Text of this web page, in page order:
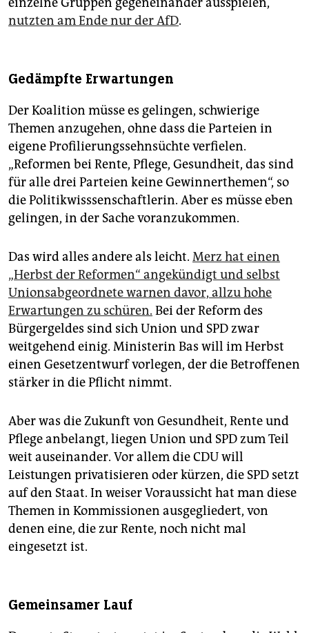
nutzten am Ende nur der AfD.
Gedämpfte Erwartungen
Der Koalition müsse es gelingen, schwierige
Themen anzugehen, ohne dass die Parteien in
eigene Profilierungssehnsüchte verfielen.
„Reformen bei Rente, Pflege, Gesundheit, das sind
für alle drei Parteien keine Gewinnerthemen“, so
die Politikwisssenschaftlerin. Aber es müsse eben
gelingen, in der Sache voranzukommen.
Das wird alles andere als leicht. Merz hat einen
„Herbst der Reformen“ angekündigt und selbst
Unionsabgeordnete warnen davor, allzu hohe
Erwartungen zu schüren. Bei der Reform des
Bürgergeldes sind sich Union und SPD zwar
weitgehend einig. Ministerin Bas will im Herbst
einen Gesetzentwurf vorlegen, der die Betroffenen
stärker in die Pflicht nimmt.
Aber was die Zukunft von Gesundheit, Rente und
Pflege anbelangt, liegen Union und SPD zum Teil
weit auseinander. Vor allem die CDU will
Leistungen privatisieren oder kürzen, die SPD setzt
auf den Staat. In weiser Voraussicht hat man diese
Themen in Kommissionen ausgegliedert, von
denen eine, die zur Rente, noch nicht mal
eingesetzt ist.
Gemeinsamer Lauf